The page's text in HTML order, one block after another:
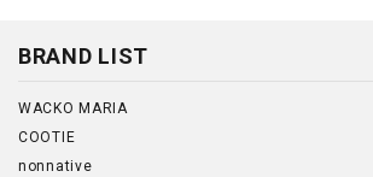
BRAND LIST
WACKO MARIA
COOTIE
nonnative